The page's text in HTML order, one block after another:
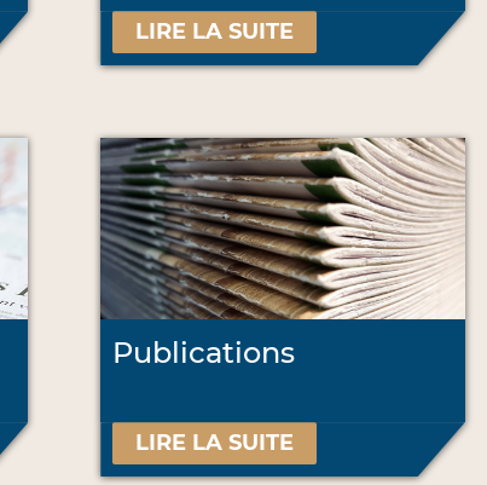
LIRE LA SUITE
Publications
LIRE LA SUITE